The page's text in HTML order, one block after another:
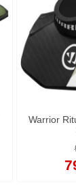
Warrior